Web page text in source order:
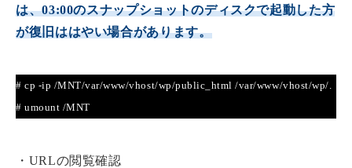
は、03:00のスナップショットのディスクで起動した方
が復旧ははやい場合があります。
# cp -ip /MNT/var/www/vhost/wp/public_html /var/www/vhost/wp/.
# umount /MNT
・URLの閲覧確認